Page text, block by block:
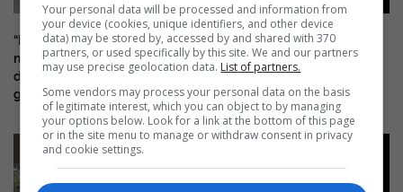
“Një kapitull i ri për
njerëzimin”? Steven Greer ngre
dyshime për publikimin
gradual të dosjeve UFO
Relievi i lashtë grek që duket
sikur paraqet një “laptop”:
Çfarë fshihet pas teorisë?
Your personal data will be processed and information from
your device (cookies, unique identifiers, and other device
data) may be stored by, accessed by and shared with 370
partners, or used specifically by this site. We and our partners
may use precise geolocation data. List of partners.
Some vendors may process your personal data on the basis
of legitimate interest, which you can object to by managing
your options below. Look for a link at the bottom of this page
or in the site menu to manage or withdraw consent in privacy
and cookie settings.